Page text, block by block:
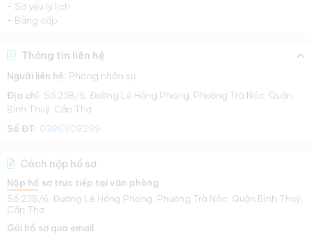
- Sơ yếu lý lịch
- Bằng cấp
Thông tin liên hệ
Người liên hệ: Phòng nhân sự
Địa chỉ: Số 23B/6, Đường Lê Hồng Phong, Phường Trà Nóc, Quận
Bình Thuỷ, Cần Thơ
Số ĐT: 0396909299
Cách nộp hồ sơ
Nộp hồ sơ trực tiếp tại văn phòng
Số 23B/6, Đường Lê Hồng Phong, Phường Trà Nóc, Quận Bình Thuỷ,
Cần Thơ
Gửi hồ sơ qua email